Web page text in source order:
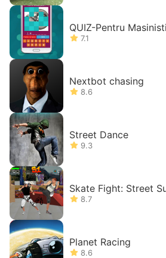
QUIZ-Pentru Masinisti
7.1
Nextbot chasing
8.6
Street Dance
9.3
Skate Fight: Street
8.7
Planet Racing
8.6